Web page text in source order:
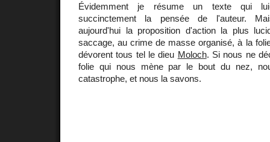
Évidemment je résume un texte qui
succinctement la pensée de l'auteur.
aujourd'hui la proposition d'action la plus
saccage, au crime de masse organisé, à la
dévorent tous tel le dieu Moloch. Si nous ne
folie qui nous mène par le bout du nez,
catastrophe, et nous la savons.